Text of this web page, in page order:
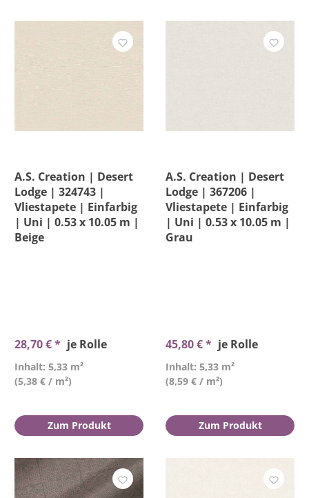
A.S. Creation | Desert
Lodge | 324743 |
Vliestapete | Einfarbig
| Uni | 0.53 x 10.05 m |
Beige
28,70 € * je Rolle
Inhalt: 5,33 m²
(5,38 € / m²)
Zum Produkt
A.S. Creation | Desert
Lodge | 367206 |
Vliestapete | Einfarbig
| Uni | 0.53 x 10.05 m |
Grau
45,80 € * je Rolle
Inhalt: 5,33 m²
(8,59 € / m²)
Zum Produkt